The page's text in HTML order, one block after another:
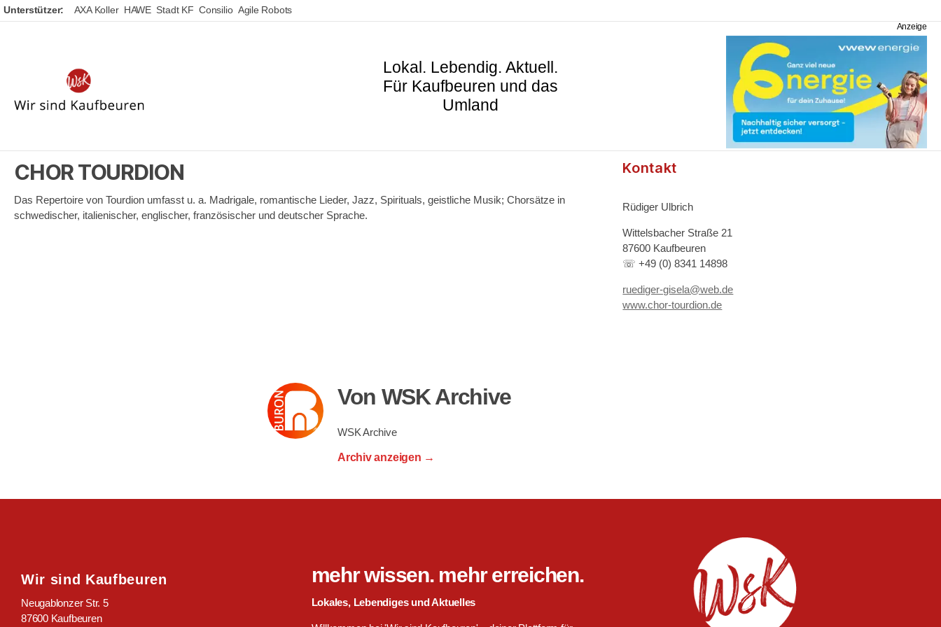
Unterstützer: AXA Koller HAWE Stadt KF Consilio Agile Robots
Kaufbeuren
Lokal. Lebendig. Aktuell.
Für Kaufbeuren und das
Umland
CHOR TOURDION
Das Repertoire von Tourdion umfasst u. a. Madrigale, romantische Lieder, Jazz, Spirituals, geistliche Musik; Chorsätze in
schwedischer, italienischer, englischer, französischer und deutscher Sprache.
Kontakt
Rüdiger Ulbrich
Wittelsbacher Straße 21
87600 Kaufbeuren
☏ +49 (0) 8341 14898
ruediger-gisela@web.de
www.chor-tourdion.de
Von WSK Archive
WSK Archive
Archiv anzeigen →
Wir sind Kaufbeuren
Neugablonzer Str. 5
87600 Kaufbeuren
mehr wissen. mehr erreichen.
Lokales, Lebendiges und Aktuelles